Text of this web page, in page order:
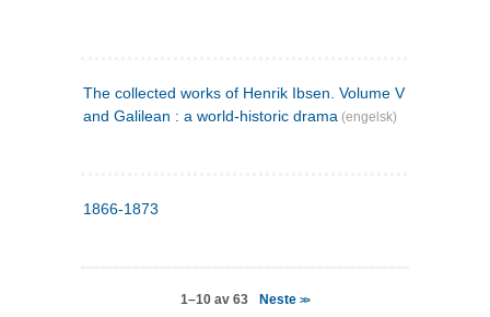
The collected works of Henrik Ibsen. Volume V : Emperor
and Galilean : a world-historic drama (engelsk)
1866-1873
1–10 av 63 Neste>>